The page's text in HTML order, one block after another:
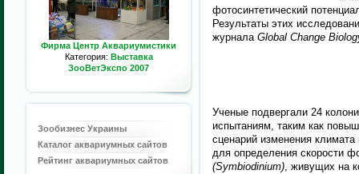
Фирма Центр Аквариумистики
Категория: Выставка
ЗооВетЭкспо 2007
Зообизнес Украины
Каталог аквариумных сайтов
Рейтинг аквариумных сайтов
фотосинтетический
Результаты этих
журналаGlobal Change
Ученые подвергали 24
испытаниям, таким как
сценарий изменения
для определения скорости
(Symbiodinium), живущих на